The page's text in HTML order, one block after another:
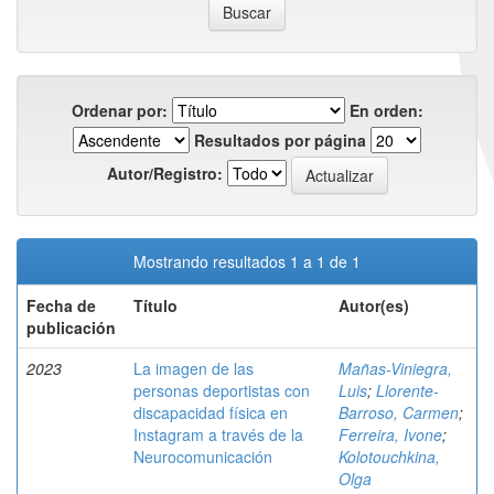
Ordenar por:
En orden:
Resultados por página
Autor/Registro:
Mostrando resultados 1 a 1 de 1
Fecha de
publicación
Título Autor(es)
2023
La imagen de las
personas deportistas con
discapacidad física en
Instagram a través de la
Neurocomunicación
Mañas-Viniegra,
Luis; Llorente-
Barroso, Carmen;
Ferreira, Ivone;
Kolotouchkina,
Olga